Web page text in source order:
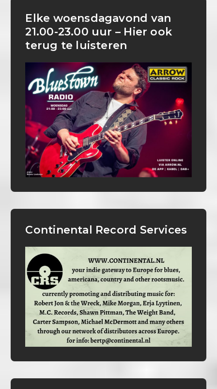
Elke woensdagavond van
21.00-23.00 uur – Hier ook
terug te luisteren
Continental Record Services